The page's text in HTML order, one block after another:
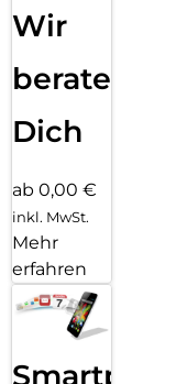
Wir
beraten
Dich
ab 0,00 €
inkl. MwSt.
Mehr
erfahren
Smartphone